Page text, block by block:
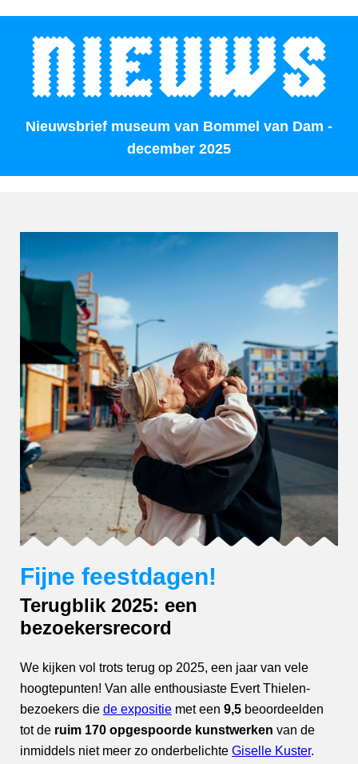
Nieuwsbrief museum van Bommel van Dam -
december 2025
Fijne feestdagen!
Terugblik 2025: een
bezoekersrecord
We kijken vol trots terug op 2025, een jaar van vele
hoogtepunten! Van alle enthousiaste Evert Thielen-
bezoekers die de expositie met een 9,5 beoordeelden
tot de ruim 170 opgespoorde kunstwerken van de
inmiddels niet meer zo onderbelichte Giselle Kuster.